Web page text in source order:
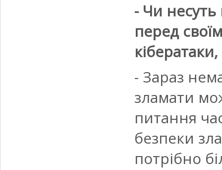
- Чи несуть
перед
- Зараз
зламати
питання
безпеки
потрібно